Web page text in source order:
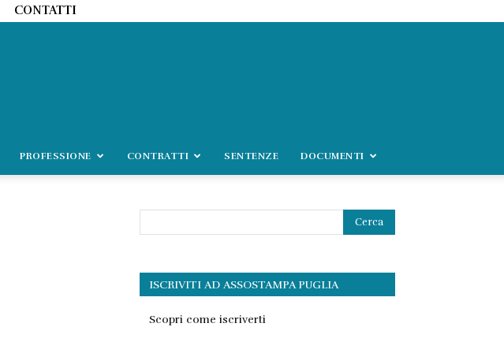
CONTATTI
PROFESSIONE CONTRATTI SENTENZE DOCUMENTI
ISCRIVITI AD ASSOSTAMPA PUGLIA
Scopri come iscriverti